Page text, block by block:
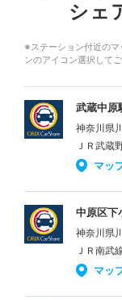
シェ
※ステーション付近の
ンのアイコン選択してご
武蔵中原
神奈川県
ＪＲ武蔵
マッ
中原区下
神奈川県
ＪＲ南武
マッ